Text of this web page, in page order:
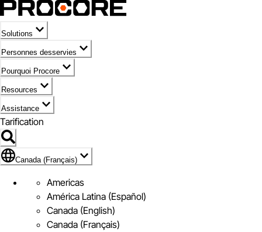
Solutions
Personnes desservies
Pourquoi Procore
Resources
Assistance
Tarification
Pavillon de Canada (Français)
Canada (Français)
Americas
América Latina (Español)
Canada (English)
Canada (Français)